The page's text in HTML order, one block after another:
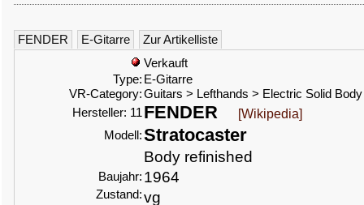
FENDER E-Gitarre
Zur Artikelliste
Verkauft
Type: E-Gitarre
VR-Category:Guitars > Lefthands > Electric Solid
Hersteller: 11 FENDER [Wikipedia]
Modell:Stratocaster
Body refinished
Baujahr: 1964
Zustand:vg